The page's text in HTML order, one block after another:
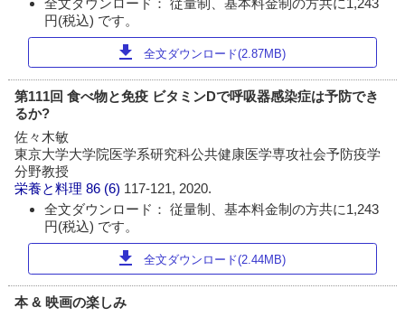
円(税込) です。
download 全文ダウンロード(2.87MB)
第111回 食べ物と免疫 ビタミンDで呼吸器感染症は予防でき
るか?
佐々木敏
東京大学大学院医学系研究科公共健康医学専攻社会予防疫学
分野教授
栄養と料理 86 (6) 117-121, 2020.
全文ダウンロード： 従量制、基本料金制の方共に1,243
円(税込) です。
download 全文ダウンロード(2.44MB)
本 & 映画の楽しみ